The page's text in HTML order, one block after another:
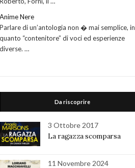
Anime Nere
Parlare di un’antologia non � mai semplice, in
quanto “contenitore” di voci ed esperienze
diverse. …
Da riscoprire
3 Ottobre 2017
La ragazza scomparsa
11 Novembre 2024